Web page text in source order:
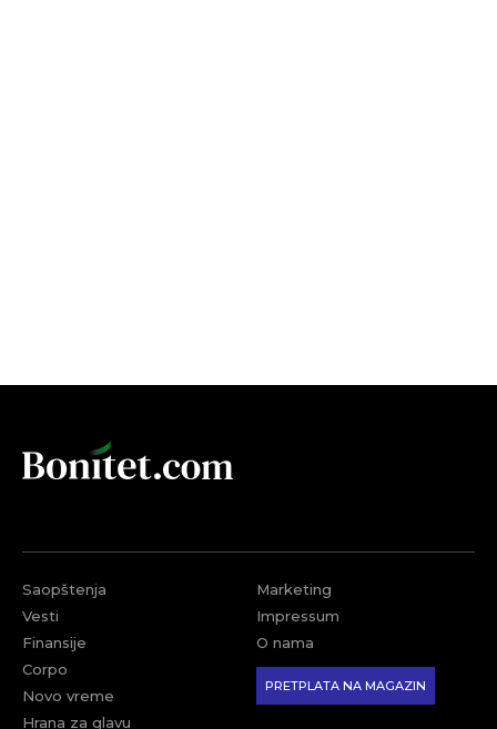
Saopštenja
Vesti
Finansije
Corpo
Novo vreme
Hrana za glavu
Marketing
Impressum
O nama
PRETPLATA NA MAGAZIN